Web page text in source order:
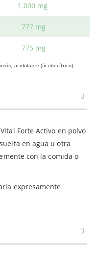
1.000 mg
777 mg
775 mg
acidulante (ácido cítrico).
Forte Activo en polvo
en agua u otra
con la comida o
expresamente